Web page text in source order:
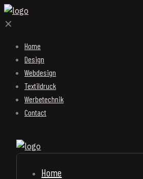
✕
Home
Design
Webdesign
Textildruck
Werbetechnik
Contact
Home